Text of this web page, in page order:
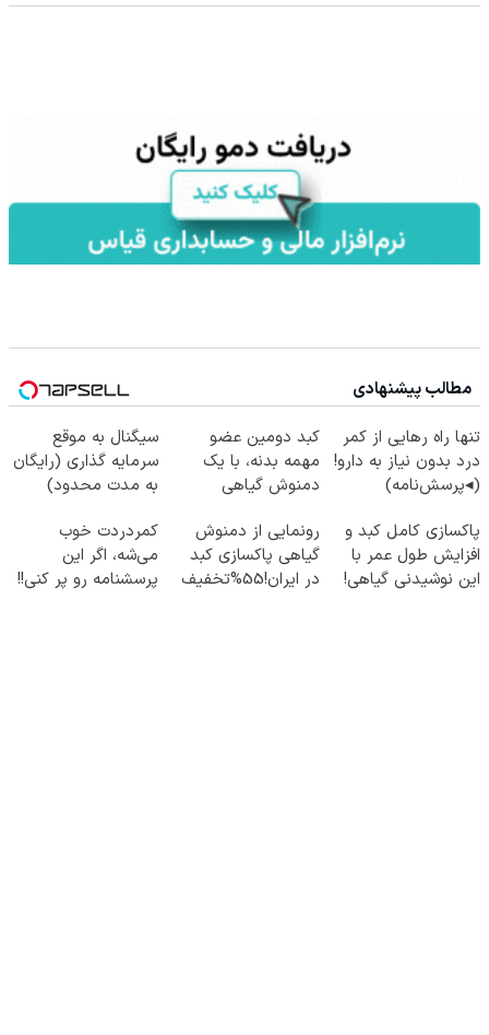
مطالب پیشنهادی
تنها راه رهایی از کمر
درد بدون نیاز به دارو!
(◂پرسش‌نامه)
کبد دومین عضو
مهمه بدنه، با یک
دمنوش گیاهی
سیگنال به موقع
سرمایه گذاری (رایگان
به مدت محدود)
پاکسازی کامل کبد و
افزایش طول عمر با
این نوشیدنی گیاهی!
رونمایی از دمنوش
گیاهی پاکسازی کبد
در ایران!55%تخفیف
کمردردت خوب
می‌شه، اگر این
پرسشنامه رو پر کنی!!